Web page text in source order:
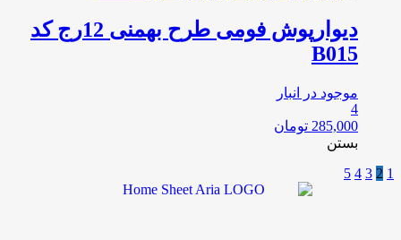
دیوارپوش فومی طرح بهمنی 12رج کد
B015
موجود در انبار
4
285,000 تومان
بستن
1
2
3
4
5